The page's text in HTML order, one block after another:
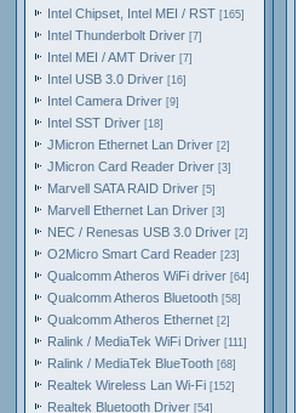
Intel Chipset, Intel MEI / RST [165]
Intel Thunderbolt Driver [7]
Intel MEI / AMT Driver [7]
Intel USB 3.0 Driver [16]
Intel Camera Driver [9]
Intel SST Driver [18]
JMicron Ethernet Lan Driver [2]
JMicron Card Reader Driver [3]
Marvell SATA RAID Driver [5]
Marvell Ethernet Lan Driver [3]
NEC / Renesas USB 3.0 Driver [2]
O2Micro Smart Card Reader [23]
Qualcomm Atheros WiFi driver [64]
Qualcomm Atheros Bluetooth [58]
Qualcomm Atheros Ethernet [2]
Ralink / MediaTek WiFi Driver [111]
Ralink / MediaTek BlueTooth [68]
Realtek Wireless Lan Wi-Fi [152]
Realtek Bluetooth Driver [54]